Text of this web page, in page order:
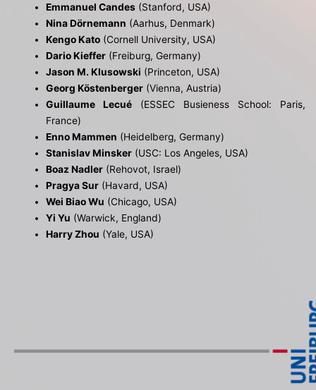
Emmanuel Candes (Stanford, USA)
Nina Dörnemann (Aarhus, Denmark)
Kengo Kato (Cornell University, USA)
Dario Kieffer (Freiburg, Germany)
Jason M. Klusowski (Princeton, USA)
Georg Köstenberger (Vienna, Austria)
Guillaume Lecué (ESSEC Busieness School: Paris,
France)
Enno Mammen (Heidelberg, Germany)
Stanislav Minsker (USC: Los Angeles, USA)
Boaz Nadler (Rehovot, Israel)
Pragya Sur (Havard, USA)
Wei Biao Wu (Chicago, USA)
Yi Yu (Warwick, England)
Harry Zhou (Yale, USA)